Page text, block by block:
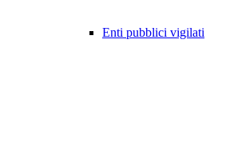
Enti pubblici vigilati